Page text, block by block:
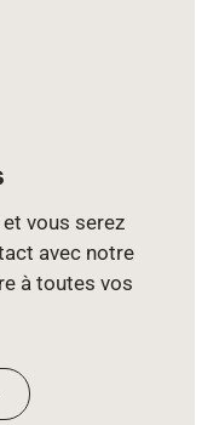
vous serez
avec notre
à toutes vos